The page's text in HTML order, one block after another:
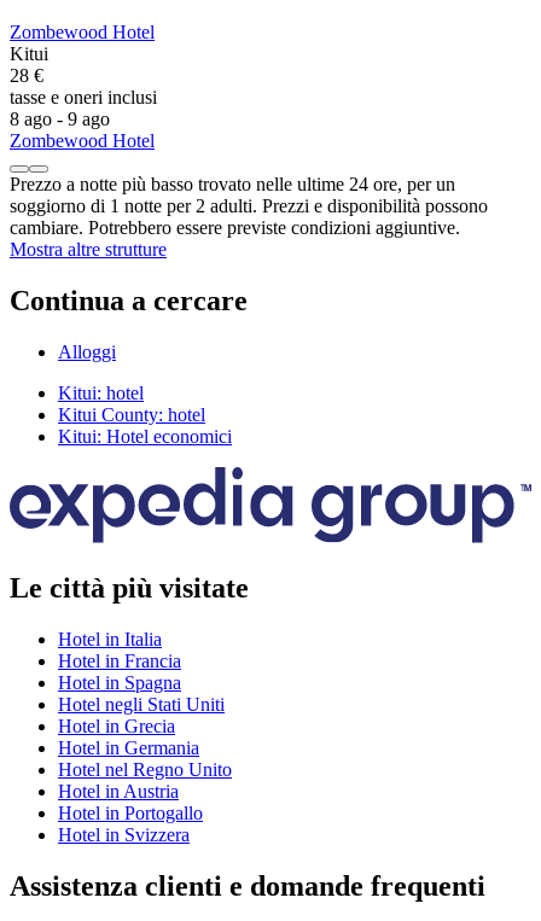
Zombewood Hotel
Kitui
28 €
tasse e oneri inclusi
8 ago - 9 ago
Zombewood Hotel
Prezzo a notte più basso trovato nelle ultime 24 ore, per un
soggiorno di 1 notte per 2 adulti. Prezzi e disponibilità possono
cambiare. Potrebbero essere previste condizioni aggiuntive.
Mostra altre strutture
Continua a cercare
Alloggi
Kitui: hotel
Kitui County: hotel
Kitui: Hotel economici
Le città più visitate
Hotel in Italia
Hotel in Francia
Hotel in Spagna
Hotel negli Stati Uniti
Hotel in Grecia
Hotel in Germania
Hotel nel Regno Unito
Hotel in Austria
Hotel in Portogallo
Hotel in Svizzera
Assistenza clienti e domande frequenti